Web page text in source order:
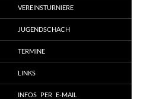
VEREINSTURNIERE
JUGENDSCHACH
TERMINE
LINKS
INFOS PER E-MAIL